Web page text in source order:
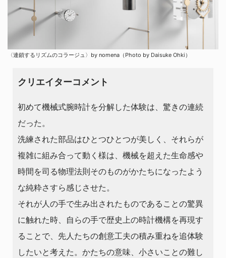
〈連鎖するリズムのコラージュ〉by nomena（Photo by Daisuke Ohki）
クリエイターコメント
初めて機械式腕時計を分解した体験は、驚きの連続
だった。
洗練された部品はひとつひとつが美しく、それらが
複雑に組み合って動く様は、機械を超えた生命感や
時間を司る物理法則そのものがかたちになったよう
な純粋さすら感じさせた。
それが人の手で生み出されたものであることの驚異
に触れた時、自らの手で歴史上の時計機構を再現す
ることで、先人たちの創意工夫の積み重ねを追体験
したいと考えた。かたちの意味、小さいことの難し